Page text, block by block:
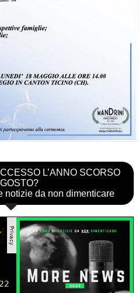
L’ANNO SCORSO
notizie da non dimenticare